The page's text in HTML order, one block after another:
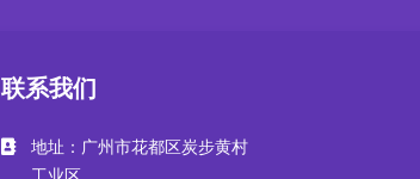
联系我们
地址：广州市花都区炭步黄村